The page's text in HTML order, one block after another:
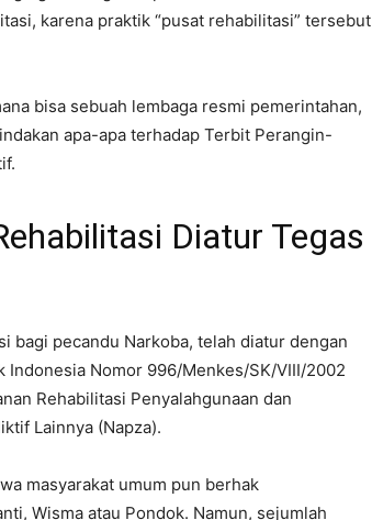
karena praktik “pusat rehabilitasi” tersebut
bisa sebuah lembaga resmi pemerintahan,
apa-apa terhadap Terbit Perangin-
Diatur Tegas
bagi pecandu Narkoba, telah diatur dengan
Nomor 996/Menkes/SK/VIII/2002
Rehabilitasi Penyalahgunaan dan
Lainnya (Napza).
masyarakat umum pun berhak
Wisma atau Pondok. Namun, sejumlah